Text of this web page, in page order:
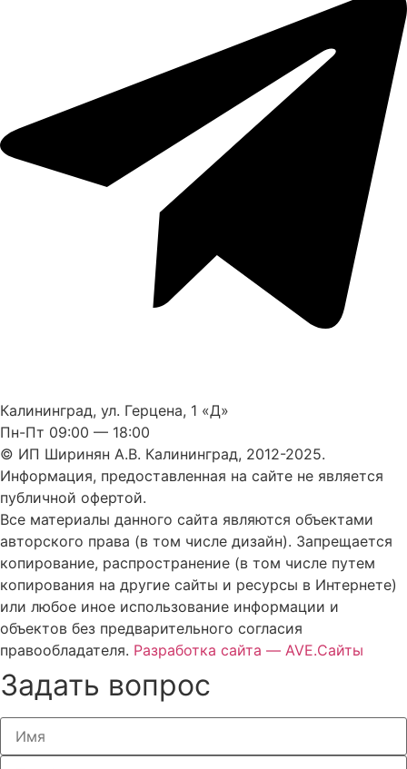
Калининград, ул. Герцена, 1 «Д»
Пн-Пт 09:00 — 18:00
© ИП Ширинян А.В. Калининград, 2012-2025.
Информация, предоставленная на сайте не является
публичной офертой.
Все материалы данного сайта являются объектами
авторского права (в том числе дизайн). Запрещается
копирование, распространение (в том числе путем
копирования на другие сайты и ресурсы в Интернете)
или любое иное использование информации и
объектов без предварительного согласия
правообладателя. Разработка сайта — AVE.Сайты
Задать вопрос